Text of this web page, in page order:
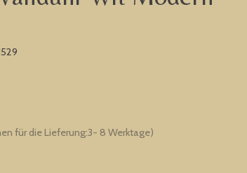
für die Lieferung:3- 8 Werktage)